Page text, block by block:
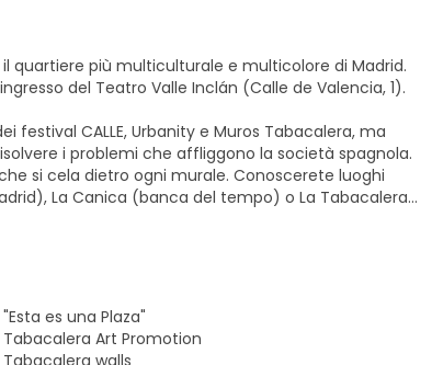
quartiere più multiculturale e multicolore di Madrid.
del Teatro Valle Inclán (Calle de Valencia, 1).
CALLE, Urbanity e Muros Tabacalera, ma
i problemi che affliggono la società spagnola.
si cela dietro ogni murale. Conoscerete luoghi
La Canica (banca del tempo) o La Tabacalera
autosufficienti, create e organizzate dalla gente del
metropolitana La Latina (Plaza de la Cebada).
per l'avvio di qualsiasi attività.
"Esta es una Plaza"
Tabacalera Art Promotion
Tabacalera walls